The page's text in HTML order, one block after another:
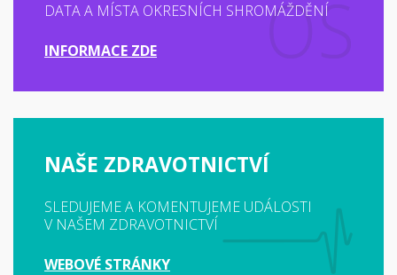
DATA A MÍSTA OKRESNÍCH SHROMÁŽDĚNÍ
INFORMACE ZDE
NAŠE ZDRAVOTNICTVÍ
SLEDUJEME A KOMENTUJEME UDÁLOSTI
V NAŠEM ZDRAVOTNICTVÍ
WEBOVÉ STRÁNKY